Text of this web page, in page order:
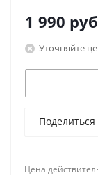
1 990
Уточняйте
Поделиться
Цена